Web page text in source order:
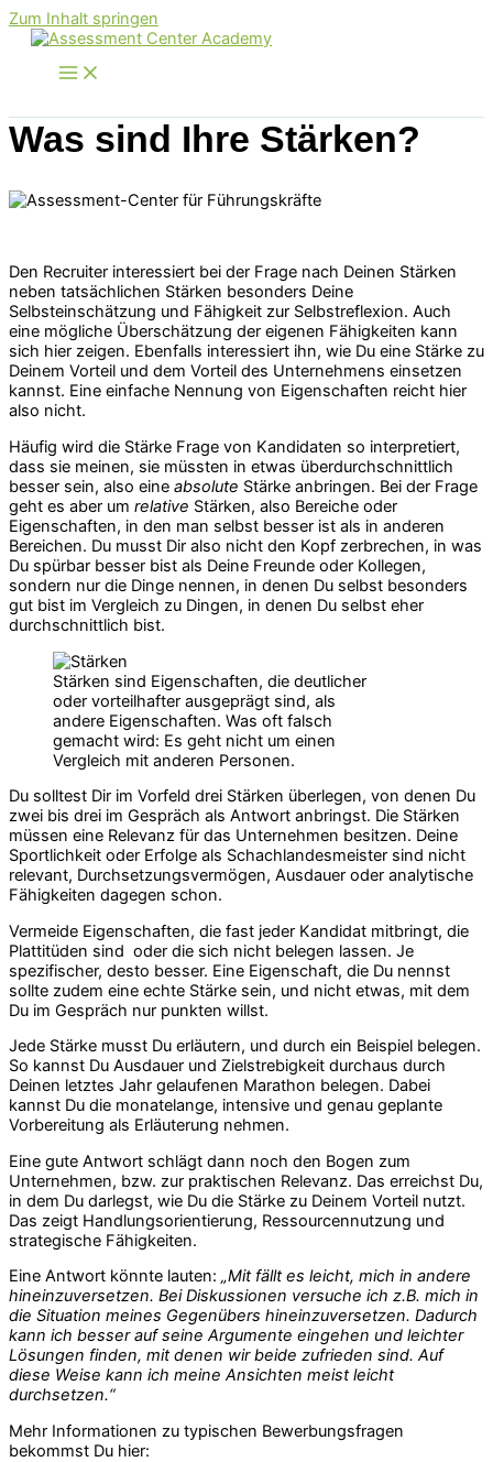
Zum Inhalt springen
Was sind Ihre Stärken?
Den Recruiter interessiert bei der Frage nach Deinen Stärken
neben tatsächlichen Stärken besonders Deine
Selbsteinschätzung und Fähigkeit zur Selbstreflexion. Auch
eine mögliche Überschätzung der eigenen Fähigkeiten kann
sich hier zeigen. Ebenfalls interessiert ihn, wie Du eine Stärke zu
Deinem Vorteil und dem Vorteil des Unternehmens einsetzen
kannst. Eine einfache Nennung von Eigenschaften reicht hier
also nicht.
Häufig wird die Stärke Frage von Kandidaten so interpretiert,
dass sie meinen, sie müssten in etwas überdurchschnittlich
besser sein, also eine absolute Stärke anbringen. Bei der Frage
geht es aber um relative Stärken, also Bereiche oder
Eigenschaften, in den man selbst besser ist als in anderen
Bereichen. Du musst Dir also nicht den Kopf zerbrechen, in was
Du spürbar besser bist als Deine Freunde oder Kollegen,
sondern nur die Dinge nennen, in denen Du selbst besonders
gut bist im Vergleich zu Dingen, in denen Du selbst eher
durchschnittlich bist.
Stärken sind Eigenschaften, die deutlicher
oder vorteilhafter ausgeprägt sind, als
andere Eigenschaften. Was oft falsch
gemacht wird: Es geht nicht um einen
Vergleich mit anderen Personen.
Du solltest Dir im Vorfeld drei Stärken überlegen, von denen Du
zwei bis drei im Gespräch als Antwort anbringst. Die Stärken
müssen eine Relevanz für das Unternehmen besitzen. Deine
Sportlichkeit oder Erfolge als Schachlandesmeister sind nicht
relevant, Durchsetzungsvermögen, Ausdauer oder analytische
Fähigkeiten dagegen schon.
Vermeide Eigenschaften, die fast jeder Kandidat mitbringt, die
Plattitüden sind oder die sich nicht belegen lassen. Je
spezifischer, desto besser. Eine Eigenschaft, die Du nennst
sollte zudem eine echte Stärke sein, und nicht etwas, mit dem
Du im Gespräch nur punkten willst.
Jede Stärke musst Du erläutern, und durch ein Beispiel belegen.
So kannst Du Ausdauer und Zielstrebigkeit durchaus durch
Deinen letztes Jahr gelaufenen Marathon belegen. Dabei
kannst Du die monatelange, intensive und genau geplante
Vorbereitung als Erläuterung nehmen.
Eine gute Antwort schlägt dann noch den Bogen zum
Unternehmen, bzw. zur praktischen Relevanz. Das erreichst Du,
in dem Du darlegst, wie Du die Stärke zu Deinem Vorteil nutzt.
Das zeigt Handlungsorientierung, Ressourcennutzung und
strategische Fähigkeiten.
Eine Antwort könnte lauten: „Mit fällt es leicht, mich in andere
hineinzuversetzen. Bei Diskussionen versuche ich z.B. mich in
die Situation meines Gegenübers hineinzuversetzen. Dadurch
kann ich besser auf seine Argumente eingehen und leichter
Lösungen finden, mit denen wir beide zufrieden sind. Auf
diese Weise kann ich meine Ansichten meist leicht
durchsetzen.“
Mehr Informationen zu typischen Bewerbungsfragen
bekommst Du hier: